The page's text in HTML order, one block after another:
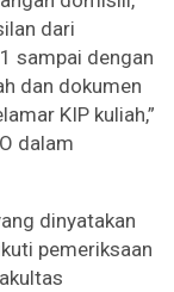
dari
sampai dengan
dan dokumen
KIP kuliah,”
dalam
dinyatakan
pemeriksaan